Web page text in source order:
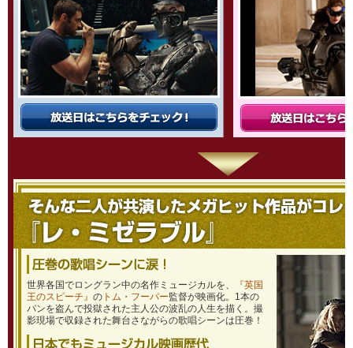
世界各国でロングラン中の名作ミュージカルを、
『英国
王のスピーチ』 の トム・フーパー監督が映画化。1本の
パンを盗んで投獄された主人公の波乱の人生を描く。撮
影現場で収録された舞台さながらの歌唱シーンは圧巻！